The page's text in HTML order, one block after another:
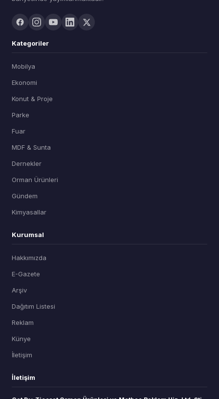
Kategoriler
Mobilya
Ekonomi
Konut & Proje
Parke
Fuar
MDF & Sunta
Dernekler
Orman Ürünleri
Gündem
Kimyasallar
Kurumsal
Hakkımızda
E-Gazete
Arşiv
Dağıtım Listesi
Reklam
Künye
İletişim
İletişim